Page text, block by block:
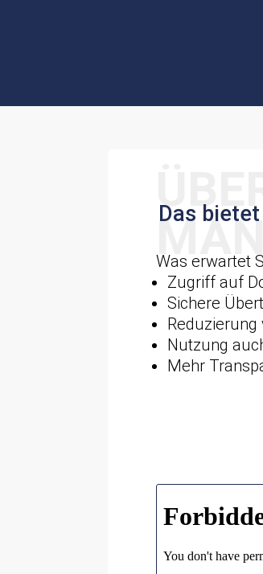
Das
Was erwartet
Zugriff auf
Sichere
Nutzung
Mehr